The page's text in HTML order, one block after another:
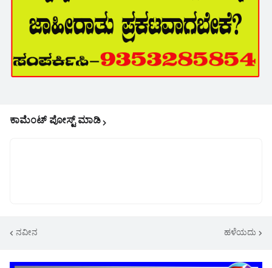
ಕಾಮೆಂಟ್‌‌ ಪೋಸ್ಟ್‌ ಮಾಡಿ
ನವೀನ ಹಳೆಯದು